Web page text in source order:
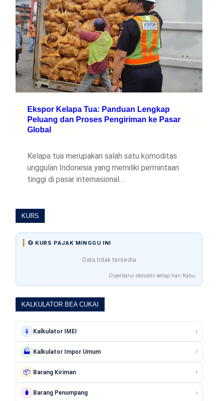
Ekspor Kelapa Tua: Panduan Lengkap
Peluang dan Proses Pengiriman ke Pasar
Global
Kelapa tua merupakan salah satu komoditas
unggulan Indonesia yang memiliki permintaan
tinggi di pasar internasional.…
KURS
💱 KURS PAJAK MINGGU INI
Data tidak tersedia
Diperbarui otomatis setiap hari Rabu
KALKULATOR BEA CUKAI
📱 Kalkulator IMEI ›
🏭 Kalkulator Impor Umum ›
📦 Barang Kiriman ›
🧳 Barang Penumpang ›